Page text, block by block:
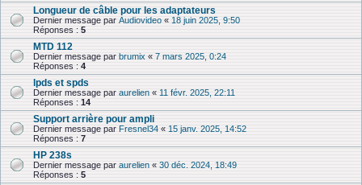
Longueur de câble pour les adaptateurs
Dernier message par Audiovideo « 18 juin 2025, 9:50
Réponses : 5
MTD 112
Dernier message par brumix « 7 mars 2025, 0:24
Réponses : 4
lpds et spds
Dernier message par aurelien « 11 févr. 2025, 22:11
Réponses : 14
Support arrière pour ampli
Dernier message par Fresnel34 « 15 janv. 2025, 14:52
Réponses : 7
HP 238s
Dernier message par aurelien « 30 déc. 2024, 18:49
Réponses : 5